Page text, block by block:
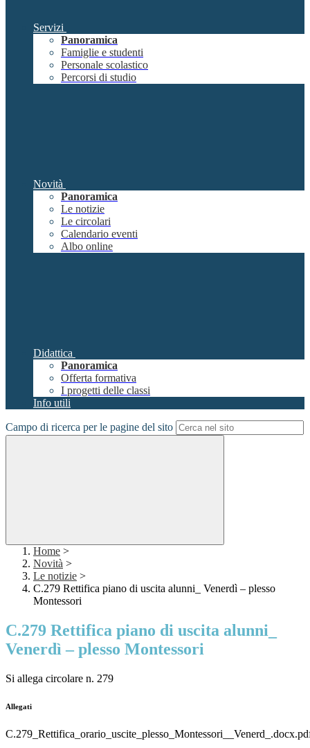
Servizi
Panoramica
Famiglie e studenti
Personale scolastico
Percorsi di studio
Novità
Panoramica
Le notizie
Le circolari
Calendario eventi
Albo online
Didattica
Panoramica
Offerta formativa
I progetti delle classi
Info utili
Campo di ricerca per le pagine del sito
Home >
Novità >
Le notizie >
C.279 Rettifica piano di uscita alunni_ Venerdì – plesso
Montessori
C.279 Rettifica piano di uscita alunni_
Venerdì – plesso Montessori
Si allega circolare n. 279
Allegati